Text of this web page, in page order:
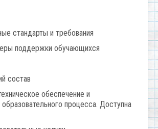
стандарты и требования
поддержки обучающихся
состав
обеспечение и
процесса. Доступна